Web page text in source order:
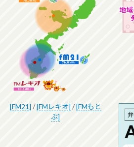
[FM21] /[FMレキオ] /[FMもと
ぶ]